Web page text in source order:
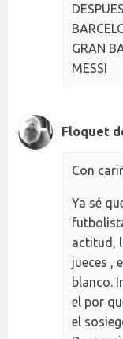
GRAN
MESSI
Floquet
Con
Ya sé
actitud,
jueces ,
blanco.
el por
el